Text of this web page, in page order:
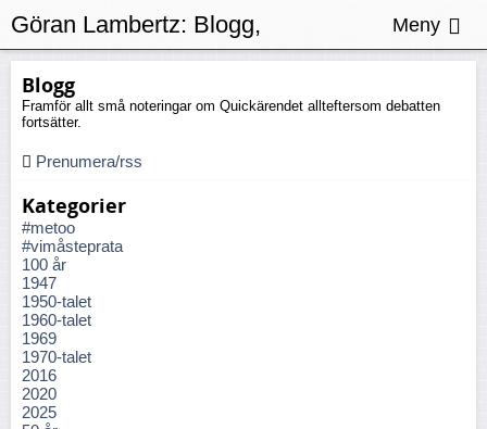
Blogg
Framför allt små noteringar om Quickärendet allteftersom debatten
fortsätter.
Prenumera/rss
Kategorier
#metoo
#vimåsteprata
100 år
1947
1950-talet
1960-talet
1969
1970-talet
2016
2020
2025
Göran Lambertz: Blogg,
Justitiemord
Meny